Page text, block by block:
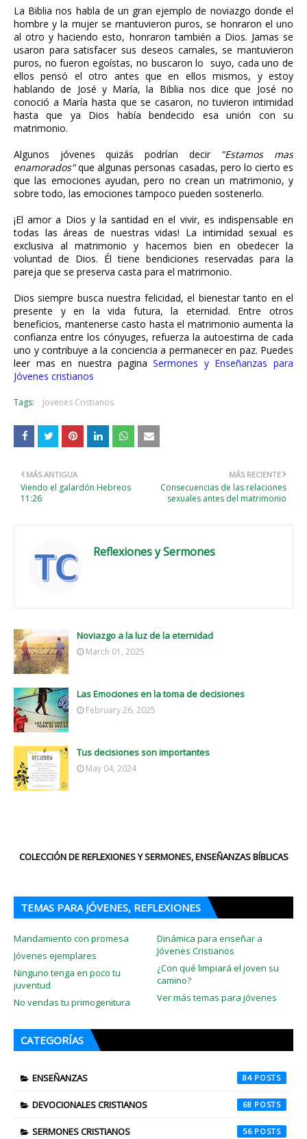
La Biblia nos habla de un gran ejemplo de noviazgo donde el
hombre y la mujer se mantuvieron puros, se honraron el uno
al otro y haciendo esto, honraron también a Dios. Jamas se
usaron para satisfacer sus deseos carnales, se mantuvieron
puros, no fueron egoístas, no buscaron lo suyo, cada uno de
ellos pensó el otro antes que en ellos mismos, y estoy
hablando de José y María, la Biblia nos dice que José no
conoció a María hasta que se casaron, no tuvieron intimidad
hasta que ya Dios había bendecido esa unión con su
matrimonio.
Algunos jóvenes quizás podrían decir "Estamos mas
enamorados"que algunas personas casadas, pero lo cierto es
que las emociones ayudan, pero no crean un matrimonio, y
sobre todo, las emociones tampoco pueden sostenerlo.
¡El amor a Dios y la santidad en el vivir, es indispensable en
todas las áreas de nuestras vidas! La intimidad sexual es
exclusiva al matrimonio y hacemos bien en obedecer la
voluntad de Dios. Él tiene bendiciones reservadas para la
pareja que se preserva casta para el matrimonio.
Dios siempre busca nuestra felicidad, el bienestar tanto en el
presente y en la vida futura, la eternidad. Entre otros
beneficios, mantenerse casto hasta el matrimonio aumenta la
confianza entre los cónyuges, refuerza la autoestima de cada
uno y contribuye a la conciencia a permanecer en paz. Puedes
leer mas en nuestra paginaSermones y Enseñanzas para
Jóvenes cristianos
Tags: Jovenes Cristianos
MÁS RECIENTE
Consecuencias de las relaciones
sexuales antes del matrimonio
MÁS ANTIGUA
Viendo el galardón Hebreos
11:26
Reflexiones y Sermones
Noviazgo a la luz de la eternidad
March 01, 2025
Las Emociones en la toma de decisiones
February 26, 2025
Tus decisiones son importantes
May 04, 2024
COLECCIÓN DE REFLEXIONES Y SERMONES, ENSEÑANZAS BÍBLICAS
TEMAS PARA JÓVENES, REFLEXIONES
Mandamiento con promesa
Dinámica para enseñar a
Jóvenes Cristianos
Jóvenes ejemplares
¿Con qué limpiará el joven su
camino?
Ninguno tenga en poco tu
juventud
Ver más temas para jóvenes
No vendas tu primogenitura
CATEGORÍAS
ENSEÑANZAS 84
DEVOCIONALES CRISTIANOS 68
SERMONES CRISTIANOS 56